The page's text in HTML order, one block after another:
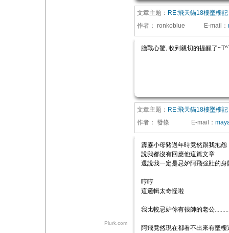
Plurk.com
文章主題： RE:飛天貓18樓墜樓記
作者： ronkoblue E-mail ：
膽戰心驚, 收到親切的提醒了
文章主題： RE:飛天貓18樓墜樓記
作者： 發條 E-mail ：
霹靂小母豬過年時竟然跟我抱怨
說我都沒有回應他這篇文章
還說我一定是忌妒阿飛強壯的身
哼哼
這邏輯太奇怪啦
我比較忌妒你有很帥的老公
阿飛竟然現在都看不出來有墜樓